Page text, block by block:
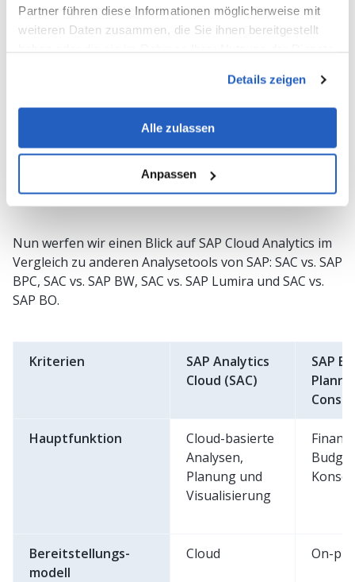
Partner führen diese Informationen möglicherweise mit
weiteren Daten zusammen, die Sie ihnen bereitgestellt
Details zeigen
Alle zulassen
Anpassen
Lösung für Analysen und Planung, ist für
Unternehmen jeder Größe und jedes Teams geeignet.
Tableau ist bekannt für seine leistungsstarken und
flexiblen Visualisierungsfunktionen, und Qlik Sense
konzentriert sich auf Self-Service-BI und interaktive
SAC vs. andere SAP-Analyse-Lösungen
Nun werfen wir einen Blick auf SAP Cloud Analytics im
Vergleich zu anderen Analysetools von SAP: SAC vs. SAP
BPC, SAC vs. SAP BW, SAC vs. SAP Lumira und SAC vs.
SAP BO.
Kriterien
SAP Analytics
Cloud (SAC)
SAP
Hauptfunktion
Cloud-basierte
Analysen,
Planung und
Visualisierung
Bereitstellungs-
modell
Cloud On-